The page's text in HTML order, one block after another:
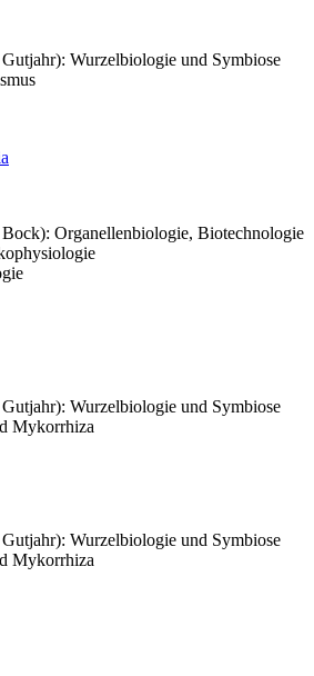
Wurzelbiologie und Symbiose
Organellenbiologie, Biotechnologie
Wurzelbiologie und Symbiose
Mykorrhiza
Wurzelbiologie und Symbiose
Mykorrhiza